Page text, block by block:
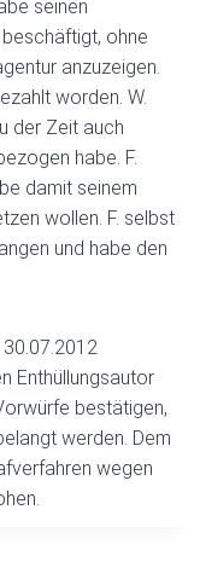
seinen
ohne
anzuzeigen.
worden. W.
der Zeit auch
habe. F.
damit seinem
wollen. F. selbst
und habe den
Enthüllungsautor
bestätigen,
werden. Dem
wegen